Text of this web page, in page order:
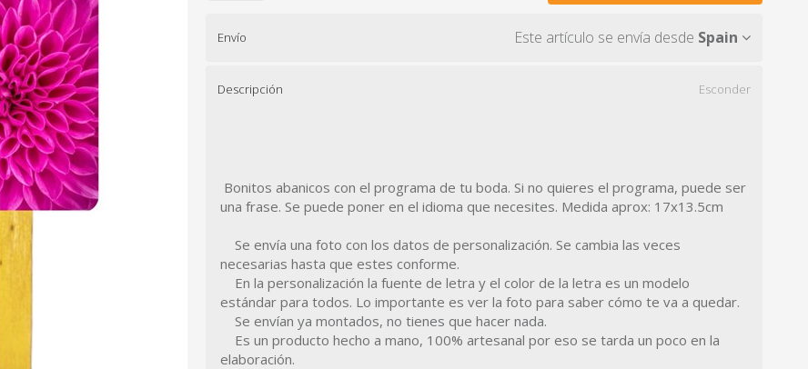
Envío Este artículo se envía desde Spain
Descripción Esconder
Bonitos abanicos con el programa de tu boda. Si no quieres el programa, puede ser
una frase. Se puede poner en el idioma que necesites. Medida aprox: 17x13.5cm
Se envía una foto con los datos de personalización. Se cambia las veces
necesarias hasta que estes conforme.
En la personalización la fuente de letra y el color de la letra es un modelo
estándar para todos. Lo importante es ver la foto para saber cómo te va a quedar.
Se envían ya montados, no tienes que hacer nada.
Es un producto hecho a mano, 100% artesanal por eso se tarda un poco en la
elaboración.